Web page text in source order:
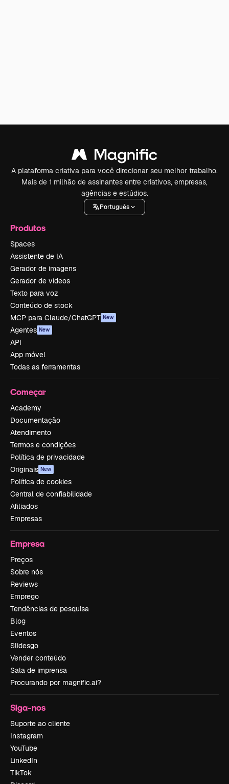
A plataforma criativa para você direcionar seu melhor trabalho.
Mais de 1 milhão de assinantes entre criativos, empresas,
agências e estúdios.
Português
Produtos
Spaces
Assistente de IA
Gerador de imagens
Gerador de vídeos
Texto para voz
Conteúdo de stock
MCP para Claude/ChatGPT New
Agentes New
API
App móvel
Todas as ferramentas
Começar
Academy
Documentação
Atendimento
Termos e condições
Política de privacidade
Originais New
Política de cookies
Central de confiabilidade
Afiliados
Empresas
Empresa
Preços
Sobre nós
Reviews
Emprego
Tendências de pesquisa
Blog
Eventos
Slidesgo
Vender conteúdo
Sala de imprensa
Procurando por magnific.ai?
Siga-nos
Suporte ao cliente
Instagram
YouTube
LinkedIn
TikTok